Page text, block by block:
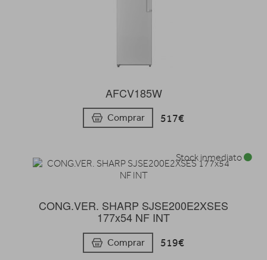
AFCV185W
Comprar 517€
CONG.VER. SHARP SJSE200E2XSES
177x54 NF INT
Comprar 519€
Stock inmediato